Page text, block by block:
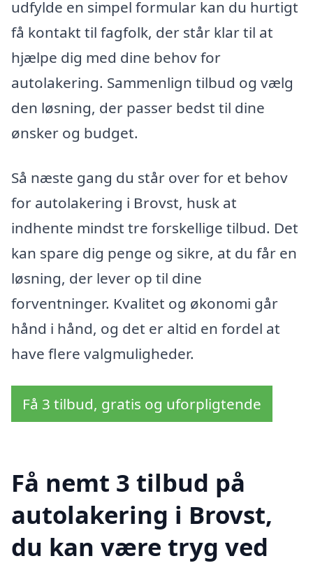
udfylde en simpel formular kan du hurtigt
få kontakt til fagfolk, der står klar til at
hjælpe dig med dine behov for
autolakering. Sammenlign tilbud og vælg
den løsning, der passer bedst til dine
ønsker og budget.
Så næste gang du står over for et behov
for autolakering i Brovst, husk at
indhente mindst tre forskellige tilbud. Det
kan spare dig penge og sikre, at du får en
løsning, der lever op til dine
forventninger. Kvalitet og økonomi går
hånd i hånd, og det er altid en fordel at
have flere valgmuligheder.
Få 3 tilbud, gratis og uforpligtende
Få nemt 3 tilbud på
autolakering i Brovst,
du kan være tryg ved